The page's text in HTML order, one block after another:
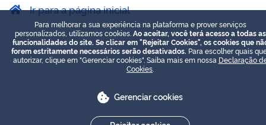
Ir para a página inicial
Para melhorar a sua experiência na plataforma e prover serviços
personalizados, utilizamos cookies. Ao aceitar, você terá acesso a todas as
funcionalidades do site. Se clicar em "Rejeitar Cookies", os cookies que
forem estritamente necessários serão desativados. Para escolher quais
autorizar, clique em "Gerenciar cookies". Saiba mais em nossa Declaração
Cookies
Gerenciar cookies